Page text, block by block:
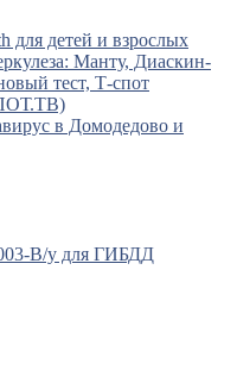
для детей и взрослых
Манту, Диаскин-
тест, Т-спот
в Домодедово и
В/у для ГИБДД